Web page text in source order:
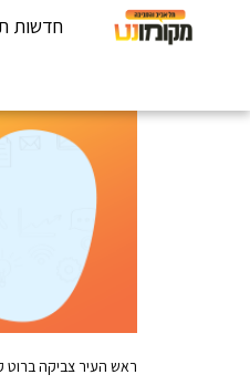
חדשות
ראש העיר צביקה ברוט